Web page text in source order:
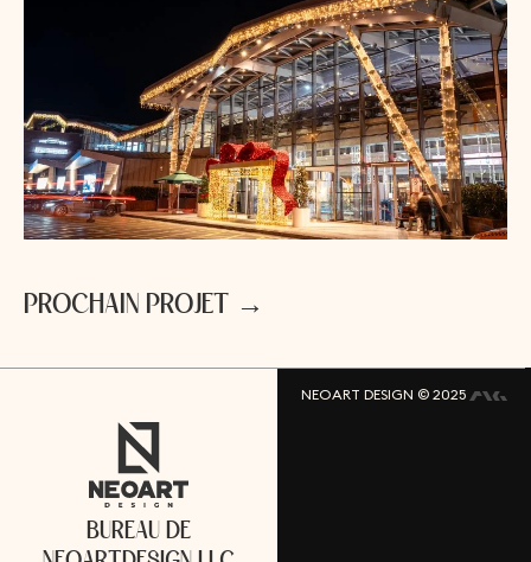
PROCHAIN PROJET →
BUREAU DE
NEOART DESIGN © 2025